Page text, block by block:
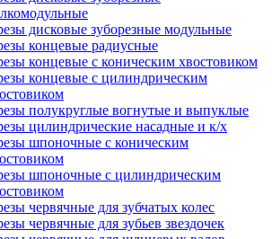
дисковые зуборезные модульные
концевые радиусные
концевые с коническим хвостовиком
концевые с цилиндрическим
полукруглые вогнутые и выпуклые
цилиндрические насадные и к/х
шпоночные с коническим
шпоночные с цилиндрическим
червячные для зубчатых колес
червячные для зубьев звездочек